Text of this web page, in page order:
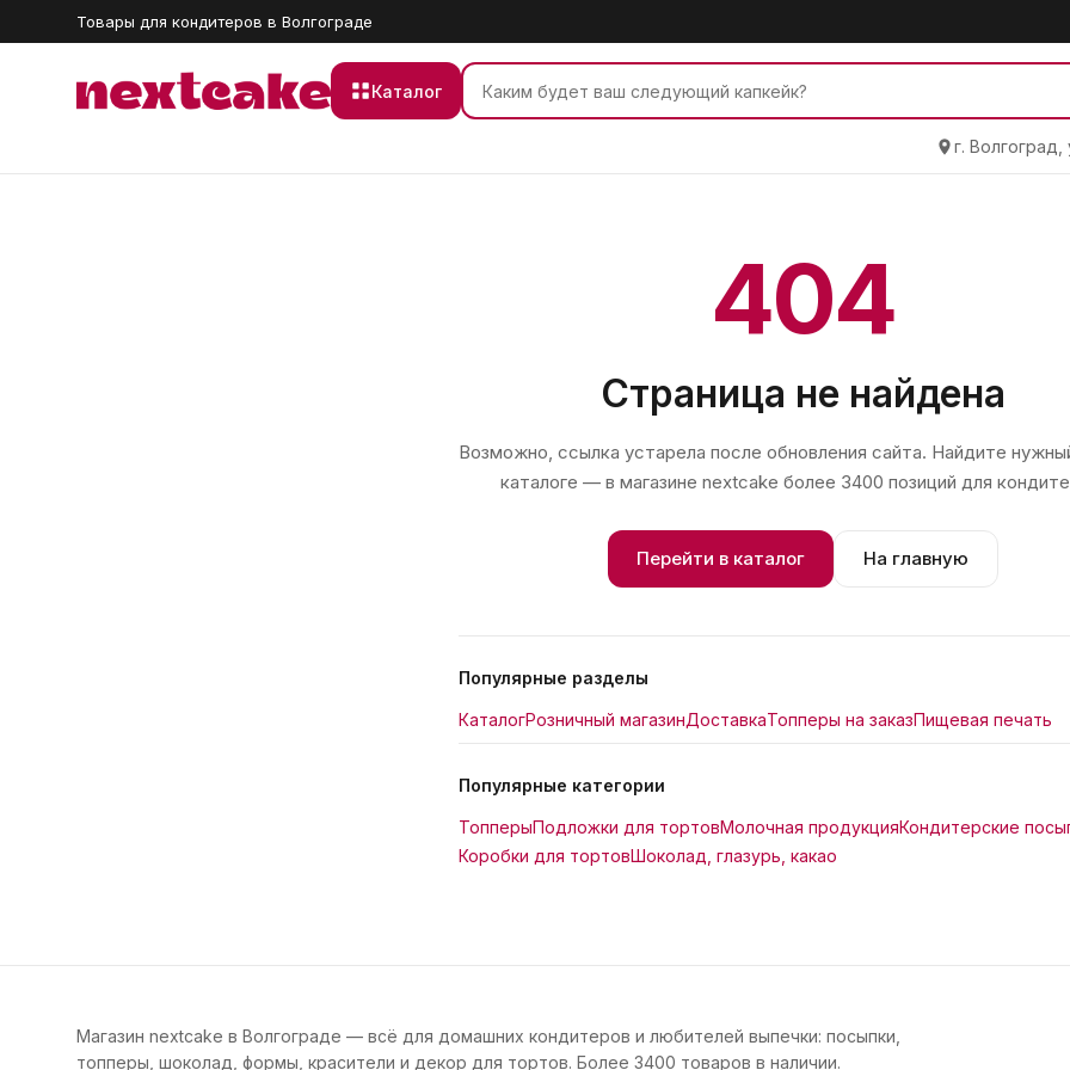
Товары для кондитеров в Волгограде
Каталог
г.
404
Страница не найдена
Возможно, ссылка устарела после обновления сайта. Найдите
каталоге — в магазине nextcake более 3400 позиций для
Перейти в каталог На главную
Популярные разделы
КаталогРозничный магазинДоставкаТопперы на заказПищевая печать
Популярные категории
ТопперыПодложки для тортовМолочная продукцияКондитерские
Коробки для тортовШоколад, глазурь, какао
Магазин nextcake в Волгограде — всё для домашних кондитеров и любителей выпечки: посыпки,
топперы, шоколад, формы, красители и декор для тортов. Более 3400 товаров в наличии.